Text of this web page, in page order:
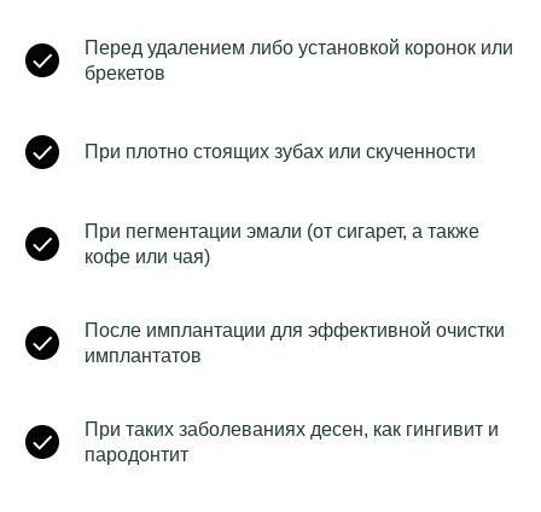
Перед удалением либо установкой коронок или
брекетов
При плотно стоящих зубах или скученности
При пегментации эмали (от сигарет, а также
кофе или чая)
После имплантации для эффективной очистки
имплантатов
При таких заболеваниях десен, как гингивит и
пародонтит